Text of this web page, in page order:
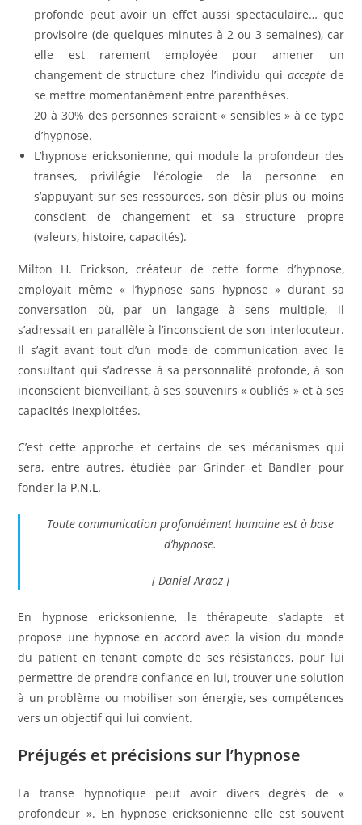
profonde peut avoir un effet aussi spectaculaire… que
provisoire (de quelques minutes à 2 ou 3 semaines), car
elle est rarement employée pour amener un
changement de structure chez l’individu qui acceptede
se mettre momentanément entre parenthèses.
20 à 30% des personnes seraient « sensibles » à ce type
d’hypnose.
L’hypnose ericksonienne, qui module la profondeur des
transes, privilégie l’écologie de la personne en
s’appuyant sur ses ressources, son désir plus ou moins
conscient de changement et sa structure propre
(valeurs, histoire, capacités).
Milton H. Erickson, créateur de cette forme d’hypnose,
employait même « l’hypnose sans hypnose » durant sa
conversation où, par un langage à sens multiple, il
s’adressait en parallèle à l’inconscient de son interlocuteur.
Il s’agit avant tout d’un mode de communication avec le
consultant qui s’adresse à sa personnalité profonde, à son
inconscient bienveillant, à ses souvenirs « oubliés » et à ses
capacités inexploitées.
C’est cette approche et certains de ses mécanismes qui
sera, entre autres, étudiée par Grinder et Bandler pour
fonder la P.N.L.
Toute communication profondément humaine est à base
d’hypnose.
[ Daniel Araoz ]
En hypnose ericksonienne, le thérapeute s’adapte et
propose une hypnose en accord avec la vision du monde
du patient en tenant compte de ses résistances, pour lui
permettre de prendre confiance en lui, trouver une solution
à un problème ou mobiliser son énergie, ses compétences
vers un objectif qui lui convient.
Préjugés et précisions sur l’hypnose
La transe hypnotique peut avoir divers degrés de «
profondeur ». En hypnose ericksonienne elle est souvent